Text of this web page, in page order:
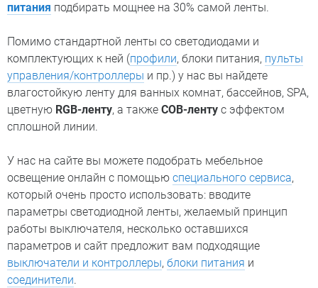
питания подбирать мощнее на 30% самой ленты.
Помимо стандартной ленты со светодиодами и
комплектующих к ней (профили, блоки питания, пульты
управления/контроллеры и пр.) у нас вы найдете
влагостойкую ленту для ванных комнат, бассейнов, SPA,
цветную RGB-ленту, а также COB-ленту с эффектом
сплошной линии.
У нас на сайте вы можете подобрать мебельное
освещение онлайн с помощью специального сервиса,
который очень просто использовать: вводите
параметры светодиодной ленты, желаемый принцип
работы выключателя, несколько оставшихся
параметров и сайт предложит вам подходящие
выключатели и контроллеры, блоки питания и
соединители.